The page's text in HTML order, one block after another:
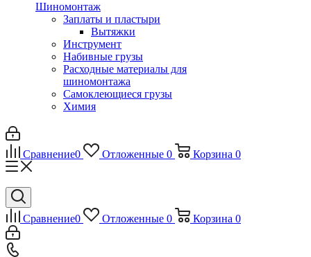
Шиномонтаж
Заплаты и пластыри
Вытяжки
Инструмент
Набивные грузы
Расходные материалы для
шиномонтажа
Самоклеющиеся грузы
Химия
Сравнение0 Отложенные 0 Корзина 0
Сравнение0 Отложенные 0 Корзина 0